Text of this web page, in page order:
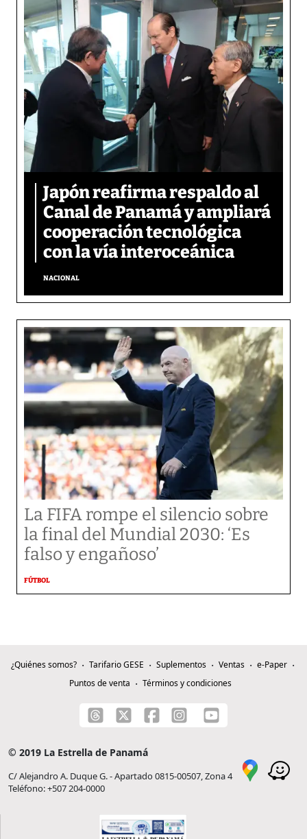
Japón reafirma respaldo al
Canal de Panamá y ampliará
cooperación tecnológica
con la vía interoceánica
NACIONAL
La FIFA rompe el silencio sobre
la final del Mundial 2030: ‘Es
falso y engañoso’
FÚTBOL
¿Quiénes somos? Tarifario GESE Suplementos Ventas
e-Paper
Puntos de venta
Términos y condiciones
© 2019 La Estrella de Panamá
C/ Alejandro A. Duque G. - Apartado 0815-00507, Zona 4
Teléfono: +507 204-0000